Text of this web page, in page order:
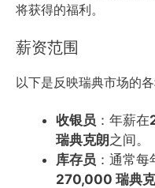
将获得的福利。
薪资范围
以下是反映瑞典市场的
收银员 ：年薪在
瑞典克朗之间。
库存员 ：通常每
270,000 瑞典